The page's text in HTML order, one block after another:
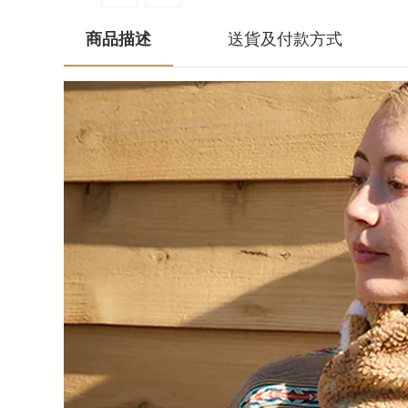
商品描述 送貨及付款方式